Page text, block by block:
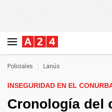
Policiales Lanús
INSEGURIDAD EN EL
Cronología del